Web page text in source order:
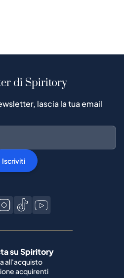
di Spiritory
lascia la tua email
Iscriviti
su Spiritory
all'acquisto
acquirenti